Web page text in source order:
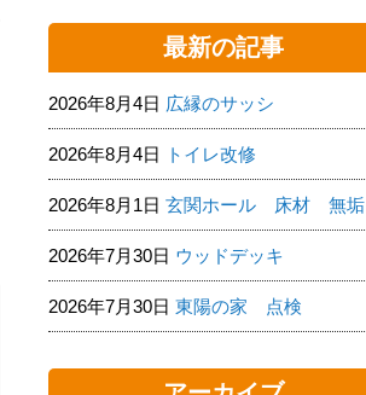
最新の記事
2026年8月4日 広縁のサッシ
2026年8月4日 トイレ改修
2026年8月1日 玄関ホール 床材 無垢
2026年7月30日 ウッドデッキ
2026年7月30日 東陽の家 点検